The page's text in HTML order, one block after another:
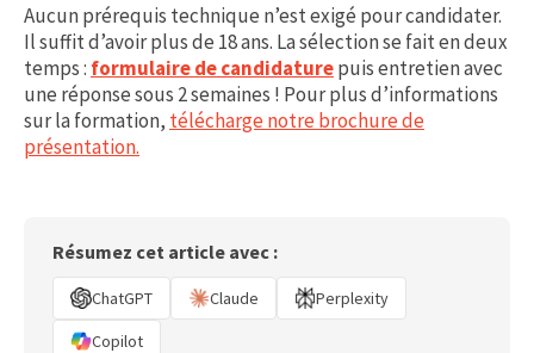
Aucun prérequis technique n’est exigé pour candidater.
Il suffit d’avoir plus de 18 ans. La sélection se fait en deux
temps : formulaire de candidaturepuis entretien avec
une réponse sous 2 semaines ! Pour plus d’informations
sur la formation, télécharge notre brochure de
présentation.
Résumez cet article avec :
ChatGPT Claude
Perplexity
Copilot